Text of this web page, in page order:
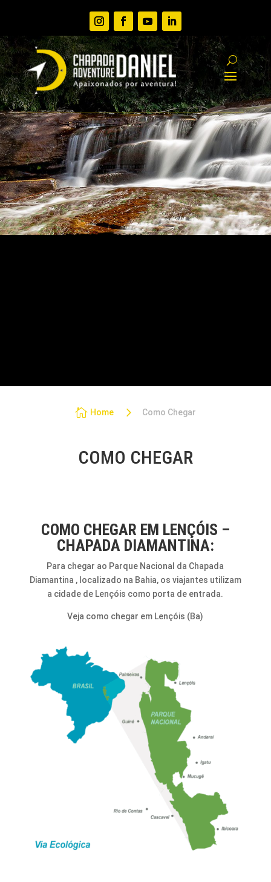
 Home 5 Como Chegar
COMO CHEGAR
COMO CHEGAR EM LENÇÓIS –
CHAPADA DIAMANTINA:
Para chegar ao Parque Nacional da Chapada
Diamantina , localizado na Bahia, os viajantes utilizam
a cidade de Lençóis como porta de entrada.
Veja como chegar em Lençóis (Ba)